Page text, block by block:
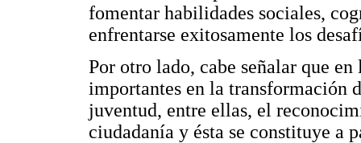
fomentar habilidades sociales,
enfrentarse exitosamente los
Por otro lado, cabe señalar que
importantes en la transformación
juventud, entre ellas, el
ciudadanía y ésta se constituye a